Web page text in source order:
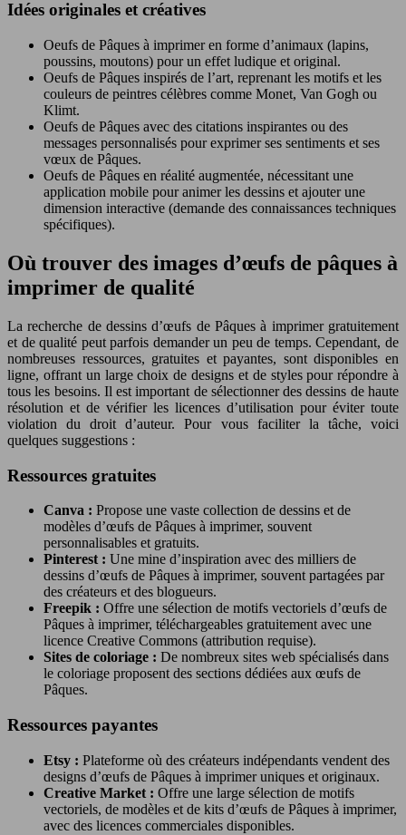
Idées originales et créatives
Oeufs de Pâques à imprimer en forme d’animaux (lapins,
poussins, moutons) pour un effet ludique et original.
Oeufs de Pâques inspirés de l’art, reprenant les motifs et les
couleurs de peintres célèbres comme Monet, Van Gogh ou
Klimt.
Oeufs de Pâques avec des citations inspirantes ou des
messages personnalisés pour exprimer ses sentiments et ses
vœux de Pâques.
Oeufs de Pâques en réalité augmentée, nécessitant une
application mobile pour animer les dessins et ajouter une
dimension interactive (demande des connaissances techniques
spécifiques).
Où trouver des images d’œufs de pâques à
imprimer de qualité
La recherche de dessins d’œufs de Pâques à imprimer gratuitement
et de qualité peut parfois demander un peu de temps. Cependant, de
nombreuses ressources, gratuites et payantes, sont disponibles en
ligne, offrant un large choix de designs et de styles pour répondre à
tous les besoins. Il est important de sélectionner des dessins de haute
résolution et de vérifier les licences d’utilisation pour éviter toute
violation du droit d’auteur. Pour vous faciliter la tâche, voici
quelques suggestions :
Ressources gratuites
Canva : Propose une vaste collection de dessins et de
modèles d’œufs de Pâques à imprimer, souvent
personnalisables et gratuits.
Pinterest : Une mine d’inspiration avec des milliers de
dessins d’œufs de Pâques à imprimer, souvent partagées par
des créateurs et des blogueurs.
Freepik : Offre une sélection de motifs vectoriels d’œufs de
Pâques à imprimer, téléchargeables gratuitement avec une
licence Creative Commons (attribution requise).
Sites de coloriage : De nombreux sites web spécialisés dans
le coloriage proposent des sections dédiées aux œufs de
Pâques.
Ressources payantes
Etsy : Plateforme où des créateurs indépendants vendent des
designs d’œufs de Pâques à imprimer uniques et originaux.
Creative Market : Offre une large sélection de motifs
vectoriels, de modèles et de kits d’œufs de Pâques à imprimer,
avec des licences commerciales disponibles.